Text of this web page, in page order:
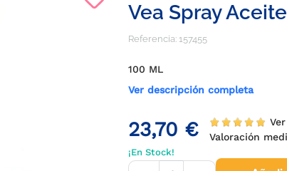
Vea Spray
Referencia: 157455
100 ML
Ver descripción completa
23,70 €
Valoración
¡En Stock!